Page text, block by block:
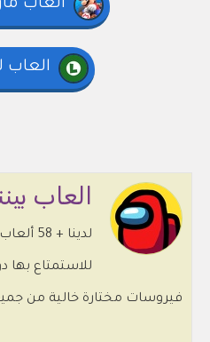
العاب
العاب
العاب
لدينا
للاستمتاع
فيروسات مختارة خالية من جميع